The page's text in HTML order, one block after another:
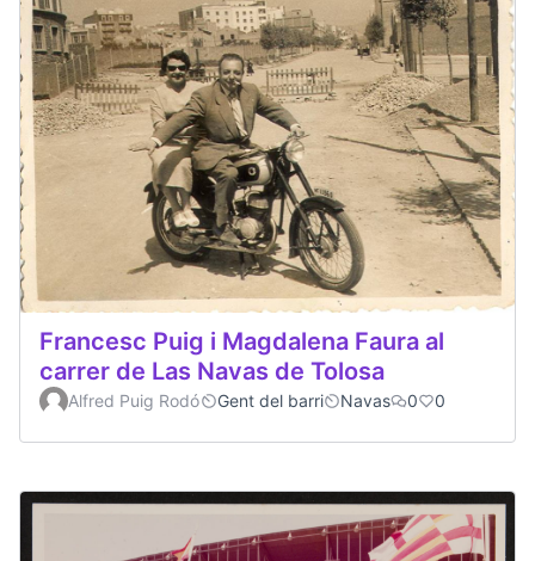
Francesc Puig i Magdalena Faura al
carrer de Las Navas de Tolosa
Alfred Puig Rodó Gent del barri Navas 0 0